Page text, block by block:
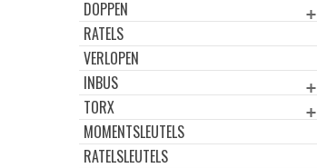
DOPPEN
RATELS
VERLOPEN
INBUS
TORX
MOMENTSLEUTELS
RATELSLEUTELS